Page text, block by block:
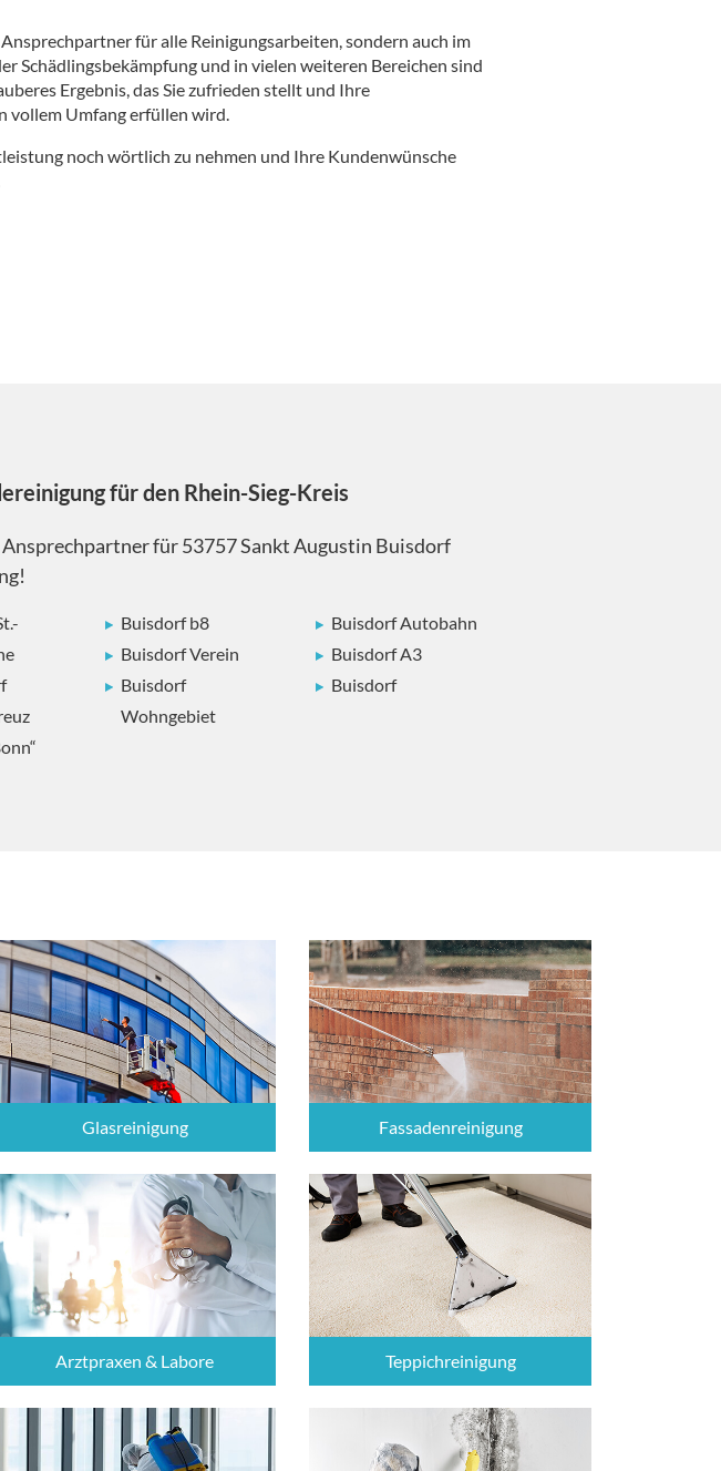
für alle Reinigungsarbeiten, sondern auch im
Schädlingsbekämpfung und in vielen weiteren Bereichen sind
Ergebnis, das Sie zufrieden stellt und Ihre
vollem Umfang erfüllen wird.
noch wörtlich zu nehmen und Ihre Kundenwünsche
für den Rhein-Sieg-Kreis
für 53757 Sankt Augustin Buisdorf
Buisdorf b8
Buisdorf Verein
Buisdorf
Wohngebiet
Buisdorf Autobahn
Buisdorf A3
Buisdorf
Glasreinigung Fassadenreinigung
Arztpraxen & Labore Teppichreinigung